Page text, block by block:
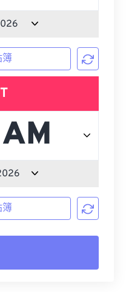
簿
簿